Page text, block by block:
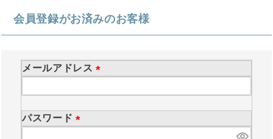
会員登録がお済みのお客様
メールアドレス
)
パスワード